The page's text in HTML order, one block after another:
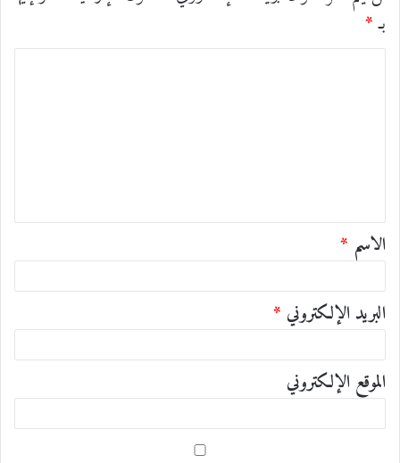
بـ*
ق
*
الاسم *
البريد الإلكتروني *
الموقع الإلكتروني